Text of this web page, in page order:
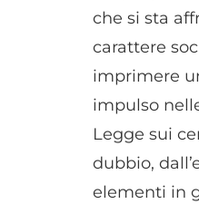
che si sta
carattere
imprimere
impulso
Legge sui
dubbio,
elementi in